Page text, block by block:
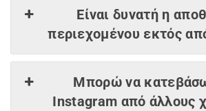
Είναι δυνατή η
περιεχομένου εκτός
Μπορώ να
Instagram από άλλους